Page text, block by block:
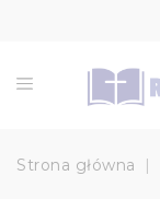
Strona główna